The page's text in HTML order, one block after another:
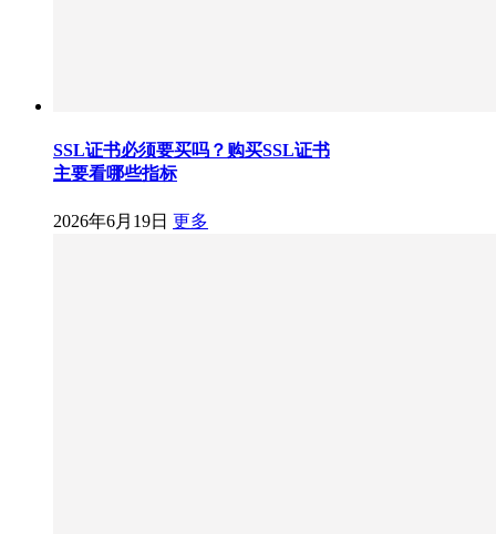
SSL证书必须要买吗？购买SSL证书
主要看哪些指标
2026年6月19日 更多